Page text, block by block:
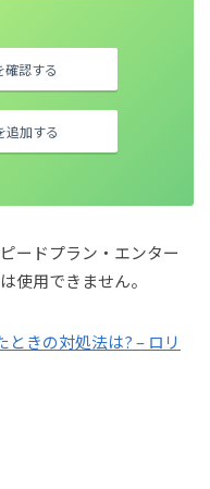
認する
追加する
ードプラン・エンター
使用できません。
きの対処法は? – ロリ